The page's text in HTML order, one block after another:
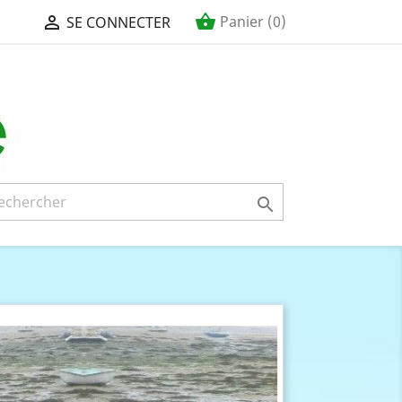
 SE CONNECTER shopping_basket Panier (0)
